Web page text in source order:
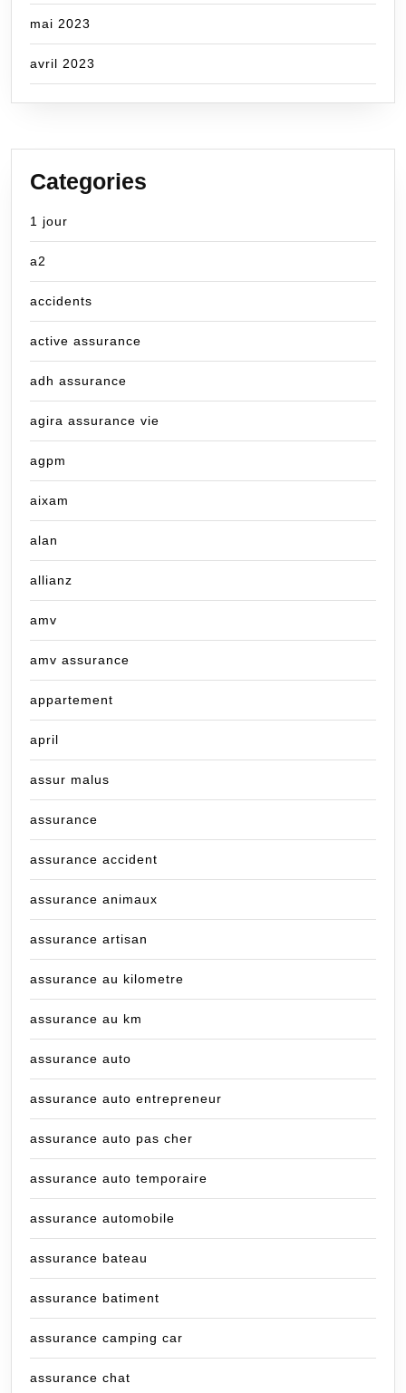
mai 2023
avril 2023
Categories
1 jour
a2
accidents
active assurance
adh assurance
agira assurance vie
agpm
aixam
alan
allianz
amv
amv assurance
appartement
april
assur malus
assurance
assurance accident
assurance animaux
assurance artisan
assurance au kilometre
assurance au km
assurance auto
assurance auto entrepreneur
assurance auto pas cher
assurance auto temporaire
assurance automobile
assurance bateau
assurance batiment
assurance camping car
assurance chat